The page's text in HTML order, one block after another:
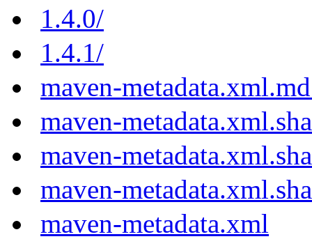
1.4.0/
1.4.1/
maven-
maven-
maven-
maven-
maven-metadata.xml